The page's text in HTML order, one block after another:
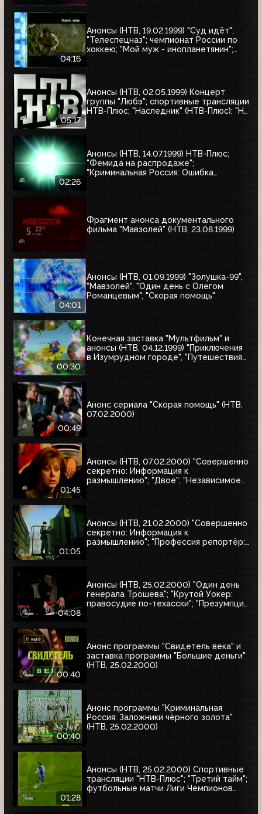
04:16
Анонсы (НТВ, 19.02.1999) "Суд идёт";
"Телеспецназ"; чемпионат России по
хоккею; "Мой муж - инопланетянин";
05:17
Анонсы (НТВ, 02.05.1999) Концерт
группы "Любэ"; спортивные трансляции
НТВ-Плюс; "Наследник" (НТВ-Плюс); "Не
02:26
Анонсы (НТВ, 14.07.1999) НТВ-Плюс;
"Фемида на распродаже";
"Криминальная Россия: Ошибка
Фрагмент анонса документального
фильма "Мавзолей" (НТВ, 23.08.1999)
04:01
Анонсы (НТВ, 01.09.1999) "Золушка-99",
"Мавзолей", "Один день с Олегом
Романцевым", "Скорая помощь"
00:30
Конечная заставка "Мультфильм" и
анонсы (НТВ, 04.12.1999) "Приключения
в Изумрудном городе", "Путешествия
00:49
Анонс сериала "Скорая помощь" (НТВ,
07.02.2000)
01:45
Анонсы (НТВ, 07.02.2000) "Совершенно
секретно: Информация к
размышлению"; "Двое"; "Независимое
01:05
Анонсы (НТВ, 21.02.2000) "Совершенно
секретно: Информация к
размышлению"; "Профессия репортёр:
04:08
Анонсы (НТВ, 25.02.2000) "Один день
генерала Трошева"; "Крутой Уокер:
правосудие по-техасски"; "Презумпция
00:40
Анонс программы "Свидетель века" и
заставка программы "Большие деньги"
(НТВ, 25.02.2000)
00:40
Анонс программы "Криминальная
Россия: Заложники чёрного золота"
(НТВ, 25.02.2000)
01:28
Анонсы (НТВ, 25.02.2000) Спортивные
трансляции "НТВ-Плюс"; "Третий тайм";
футбольные матчи Лиги Чемпионов